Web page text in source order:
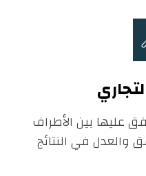
عليها بين الأطراف
والعدل في النتائج